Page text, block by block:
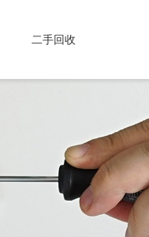
二手回收